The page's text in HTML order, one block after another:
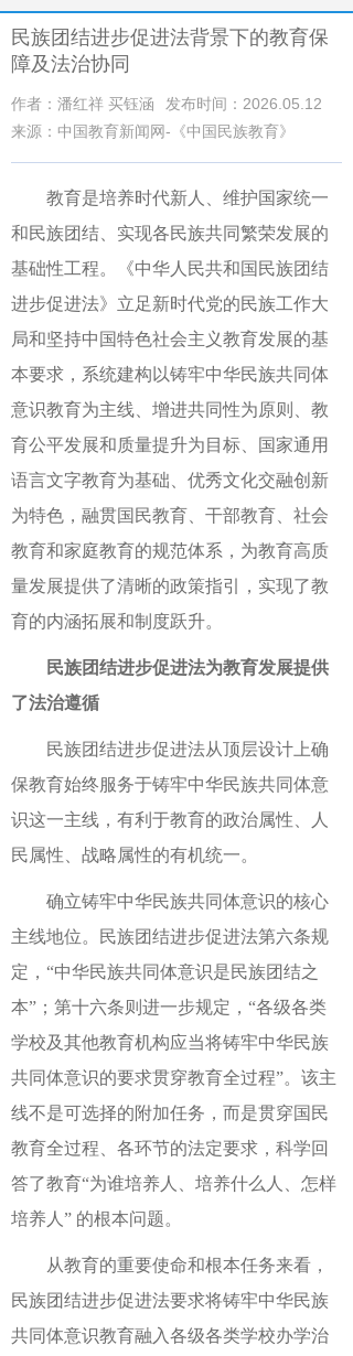
民族团结进步促进法背景下的教育保
障及法治协同
作者：潘红祥 买钰涵
发布时间：2026.05.12
来源：中国教育新闻网-《中国民族教育》
教育是培养时代新人、维护国家统一
和民族团结、实现各民族共同繁荣发展的
基础性工程。《中华人民共和国民族团结
进步促进法》立足新时代党的民族工作大
局和坚持中国特色社会主义教育发展的基
本要求，系统建构以铸牢中华民族共同体
意识教育为主线、增进共同性为原则、教
育公平发展和质量提升为目标、国家通用
语言文字教育为基础、优秀文化交融创新
为特色，融贯国民教育、干部教育、社会
教育和家庭教育的规范体系，为教育高质
量发展提供了清晰的政策指引，实现了教
育的内涵拓展和制度跃升。
民族团结进步促进法为教育发展提供
了法治遵循
民族团结进步促进法从顶层设计上确
保教育始终服务于铸牢中华民族共同体意
识这一主线，有利于教育的政治属性、人
民属性、战略属性的有机统一。
确立铸牢中华民族共同体意识的核心
主线地位。民族团结进步促进法第六条规
定，“中华民族共同体意识是民族团结之
本”；第十六条则进一步规定，“各级各类
学校及其他教育机构应当将铸牢中华民族
共同体意识的要求贯穿教育全过程”。该主
线不是可选择的附加任务，而是贯穿国民
教育全过程、各环节的法定要求，科学回
答了教育“为谁培养人、培养什么人、怎样
培养人” 的根本问题。
从教育的重要使命和根本任务来看，
民族团结进步促进法要求将铸牢中华民族
共同体意识教育融入各级各类学校办学治